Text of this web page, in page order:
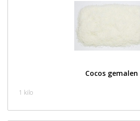
Cocos gemalen
1 kilo